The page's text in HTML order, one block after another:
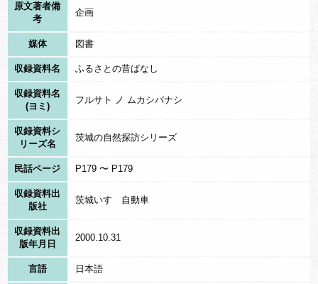
原文著者備
考
企画
媒体 図書
収録資料名 ふるさとの昔ばなし
収録資料名
(ヨミ)
フルサト ノ ムカシバナシ
収録資料シ
リーズ名
茨城の自然探訪シリーズ
民話ページ P179 〜 P179
収録資料出
版社
茨城いすゞ自動車
収録資料出
版年月日
2000.10.31
言語 日本語